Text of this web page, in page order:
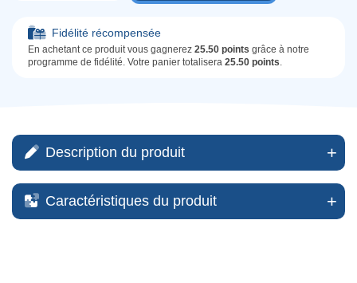
Fidélité récompensée
En achetant ce produit vous gagnerez 25.50 points grâce à notre
programme de fidélité. Votre panier totalisera 25.50 points.
Description du produit
Caractéristiques du produit